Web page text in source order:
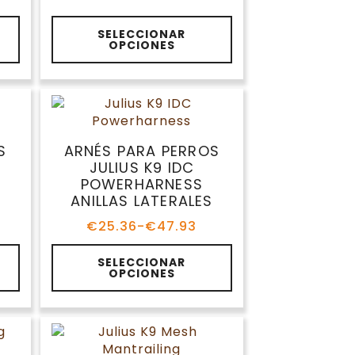
precios:
desde
€24.99
hasta
€30.99
SELECCIONAR
OPCIONES
Este
producto
tiene
múltiples
variantes.
Las
opciones
se
pueden
elegir
página
de
producto
ARNÉS PARA PERROS
JULIUS K9 IDC
POWERHARNESS
ANILLAS LATERALES
€25.36-€47.93
Rango
de
precios:
desde
€25.36
hasta
€47.93
SELECCIONAR
OPCIONES
Este
producto
tiene
múltiples
variantes.
Las